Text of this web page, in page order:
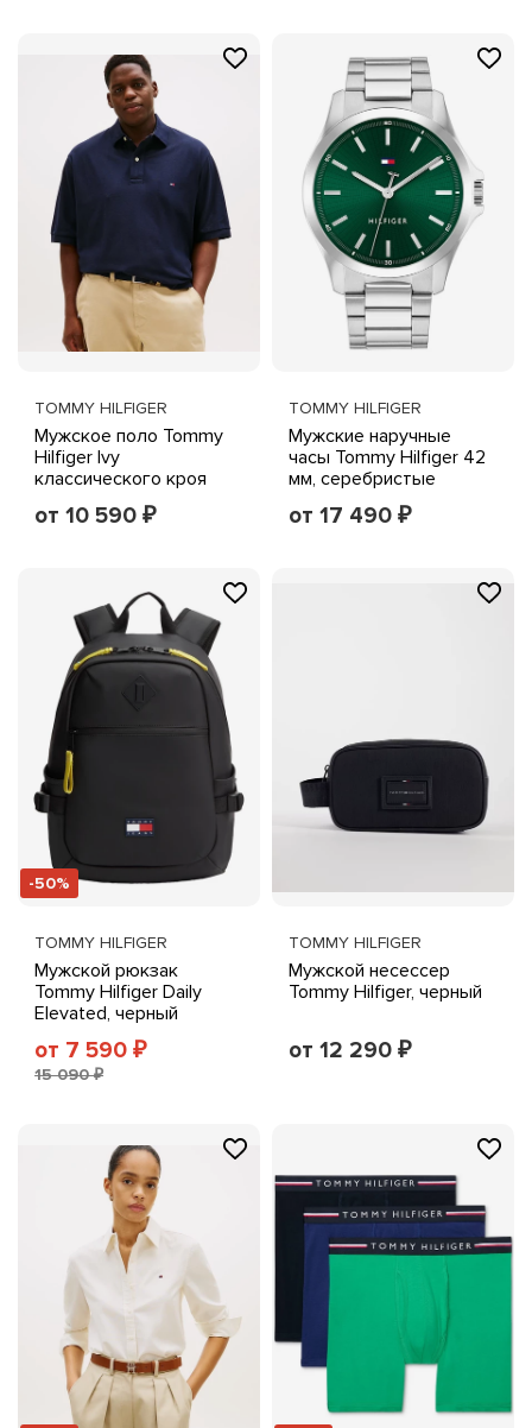
TOMMY HILFIGER
Мужское поло Tommy
Hilfiger Ivy
классического кроя
для высоких и полных
от 10 590 ₽
TOMMY HILFIGER
Мужские наручные
часы Tommy Hilfiger 42
мм, серебристые
от 17 490 ₽
-50%
TOMMY HILFIGER
Мужской рюкзак
Tommy Hilfiger Daily
Elevated, черный
от 7 590 ₽
15 090 ₽
TOMMY HILFIGER
Мужской несессер
Tommy Hilfiger, черный
от 12 290 ₽